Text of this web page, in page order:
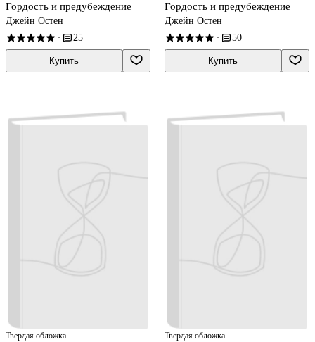
Гордость и предубеждение
Джейн Остен
· 25
Купить
Гордость и предубеждение
Джейн Остен
· 50
Купить
Твердая обложка Твердая обложка